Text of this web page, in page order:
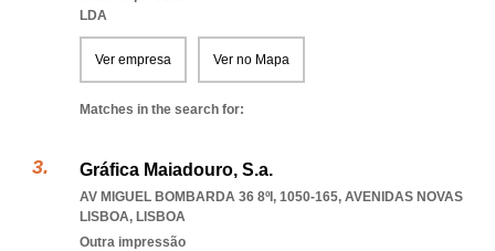
LDA
Ver empresa Ver no Mapa
Matches in the search for:
Gráfica Maiadouro, S.a.
AV MIGUEL BOMBARDA 36 8ºI, 1050-165, AVENIDAS NOVAS
LISBOA, LISBOA
Outra impressão